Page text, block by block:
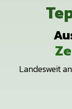
Landesweit